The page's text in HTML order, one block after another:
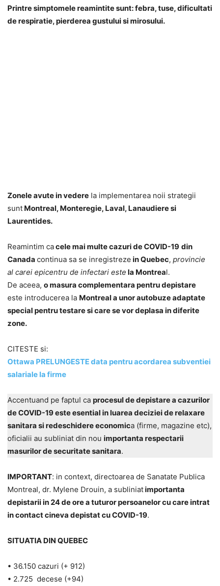
Printre simptomele reamintite sunt: febra, tuse, dificultati
de respiratie, pierderea gustului si mirosului.
Zonele avute in vedere la implementarea noii strategii
sunt Montreal, Monteregie, Laval, Lanaudiere si
Laurentides.
Reamintim cacele mai multe cazuri de COVID-19 din
Canada continua sa se inregistreze in Quebec, provincie
al carei epicentru de infectari este la Montreal.
De aceea, o masura complementara pentru depistare
este introducerea la Montreal a unor autobuze adaptate
special pentru testare si care se vor deplasa in diferite
zone.
CITESTE si:
Ottawa PRELUNGESTE data pentru acordarea subventiei
salariale la firme
Accentuand pe faptul ca procesul de depistare a cazurilor
de COVID-19 este esential in luarea deciziei de relaxare
sanitara si redeschidere economica (firme, magazine etc),
oficialii au subliniat din nou importanta respectarii
masurilor de securitate sanitara.
IMPORTANT: in context, directoarea de Sanatate Publica
Montreal, dr. Mylene Drouin, a subliniatimportanta
depistarii in 24 de ore a tuturor persoanelor cu care intrat
in contact cineva depistat cu COVID-19.
SITUATIA DIN QUEBEC
• 36.150 cazuri (+ 912)
• 2.725 decese (+94)